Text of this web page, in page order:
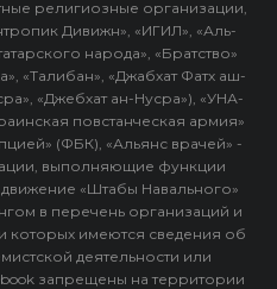
религиозные организации,
Дивижн», «ИГИЛ», «Аль-
народа», «Братство»
«Талибан», «Джабхат Фатх аш-
«Джебхат ан-Нусра»), «УНА-
повстанческая армия»
(ФБК), «Альянс врачей» -
выполняющие функции
«Штабы Навального»
в перечень организаций и
которых имеются сведения об
деятельности или
запрещены на территории